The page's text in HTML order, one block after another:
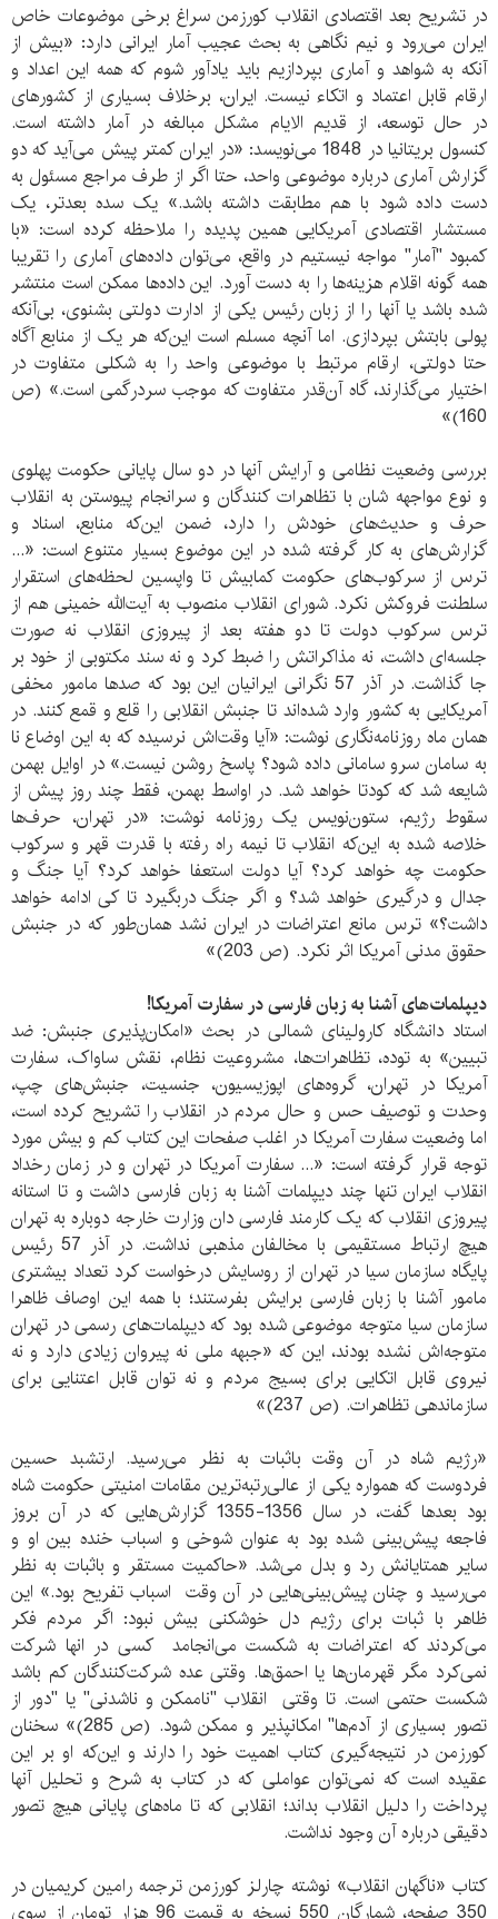
در تشریح بعد اقتصادی انقلاب کورزمن سراغ برخی موضوعات خاص
ایران می‌رود و نیم نگاهی به بحث عجیب آمار ایرانی دارد: «بیش از
آنکه به شواهد و آماری بپردازیم باید یادآور شوم که همه این اعداد و
ارقام قابل اعتماد و اتکاء نیست. ایران، برخلاف بسیاری از کشورهای
در حال توسعه، از قدیم الایام مشکل مبالغه در آمار داشته است.
کنسول بریتانیا در 1848 می‌نویسد: «در ایران کمتر پیش می‌آید که دو
گزارش آماری درباره موضوعی واحد، حتا اگر از طرف مراجع مسئول به
دست داده شود با هم مطابقت داشته باشد.» یک سده بعدتر، یک
مستشار اقتصادی آمریکایی همین پدیده را ملاحظه کرده است: «با
کمبود "آمار" مواجه نیستیم در واقع، می‌توان داده‌های آماری را تقریبا
همه گونه اقلام هزینه‌ها را به دست آورد. این داده‌ها ممکن است منتشر
شده باشد یا آنها را از زبان رئیس یکی از ادارت دولتی بشنوی، بی‌آنکه
پولی بابتش بپردازی. اما آنچه مسلم است این‌که هر یک از منابع آگاه
حتا دولتی، ارقام مرتبط با موضوعی واحد را به شکلی متفاوت در
اختیار می‌گذارند، گاه آن‌قدر متفاوت که موجب سردرگمی است.» (ص
160)»
بررسی وضعیت نظامی و آرایش آنها در دو سال پایانی حکومت پهلوی
و نوع مواجهه شان با تظاهرات کنندگان و سرانجام پیوستن به انقلاب
حرف و حدیث‌های خودش را دارد، ضمن این‌که منابع، اسناد و
گزارش‌های به کار گرفته شده در این موضوع بسیار متنوع است: «...
ترس از سرکوب‌های حکومت کمابیش تا واپسین لحظه‌های استقرار
سلطنت فروکش نکرد. شورای انقلاب منصوب به آیت‌الله خمینی هم از
ترس سرکوب دولت تا دو هفته بعد از پیروزی انقلاب نه صورت
جلسه‌ای داشت، نه مذاکراتش را ضبط کرد و نه سند مکتوبی از خود بر
جا گذاشت. در آذر 57 نگرانی ایرانیان این بود که صدها مامور مخفی
آمریکایی به کشور وارد شده‌اند تا جنبش انقلابی را قلع و قمع کنند. در
همان ماه روزنامه‌نگاری نوشت: «آیا وقت‌اش نرسیده که به این اوضاع نا
به سامان سرو سامانی داده شود؟ پاسخ روشن نیست.» در اوایل بهمن
شایعه شد که کودتا خواهد شد. در اواسط بهمن، فقط چند روز پیش از
سقوط رژیم، ستون‌نویس یک روزنامه نوشت: «در تهران، حرف‌ها
خلاصه شده به این‌که انقلاب تا نیمه راه رفته با قدرت قهر و سرکوب
حکومت چه خواهد کرد؟ آیا دولت استعفا خواهد کرد؟ آیا جنگ و
جدال و درگیری خواهد شد؟ و اگر جنگ دربگیرد تا کی ادامه خواهد
داشت؟» ترس مانع اعتراضات در ایران نشد همان‌طور که در جنبش
حقوق مدنی آمریکا اثر نکرد. (ص 203)»
دیپلمات‌های آشنا به زبان فارسی در سفارت آمریکا!
استاد دانشگاه کارولینای شمالی در بحث «امکان‌پذیری جنبش: ضد
تبیین» به توده، تظاهرات‌ها، مشروعیت نظام، نقش ساواک، سفارت
آمریکا در تهران، گروه‌های اپوزیسیون، جنسیت، جنبش‌های چپ،
وحدت و توصیف حس و حال مردم در انقلاب را تشریح کرده است،
اما وضعیت سفارت آمریکا در اغلب صفحات این کتاب کم و بیش مورد
توجه قرار گرفته است: «... سفارت آمریکا در تهران و در زمان رخداد
انقلاب ایران تنها چند دیپلمات آشنا به زبان فارسی داشت و تا استانه
پیروزی انقلاب که یک کارمند فارسی دان وزارت خارجه دوباره به تهران
هیچ ارتباط مستقیمی با مخالفان مذهبی نداشت. در آذر 57 رئیس
پایگاه سازمان سیا در تهران از روسایش درخواست کرد تعداد بیشتری
مامور آشنا با زبان فارسی برایش بفرستند؛ با همه این اوصاف ظاهرا
سازمان سیا متوجه موضوعی شده بود که دیپلمات‌های رسمی در تهران
متوجه‌اش نشده بودند، این که «جبهه ملی نه پیروان زیادی دارد و نه
نیروی قابل اتکایی برای بسیج مردم و نه توان قابل اعتنایی برای
سازماندهی تظاهرات. (ص 237)»
«رژیم شاه در آن وقت باثبات به نظر می‌رسید. ارتشبد حسین
فردوست که همواره یکی از عالی‌رتبه‌ترین مقامات امنیتی حکومت شاه
بود بعدها گفت، در سال 1356-1355 گزارش‌هایی که در آن بروز
فاجعه پیش‌بینی شده بود به عنوان شوخی و اسباب خنده بین او و
سایر همتایانش رد و بدل می‌شد. «حاکمیت مستقر و باثبات به نظر
می‌رسید و چنان پیش‌بینی‌هایی در آن وقت اسباب تفریح بود.» این
ظاهر با ثبات برای رژیم دل خوشکنی بیش نبود: اگر مردم فکر
می‌کردند که اعتراضات به شکست می‌انجامد کسی در انها شرکت
نمی‌کرد مگر قهرمان‌ها یا احمق‌ها. وقتی عده شرکت‌کنندگان کم باشد
شکست حتمی است. تا وقتی انقلاب "ناممکن و ناشدنی" یا "دور از
تصور بسیاری از آدم‌ها" امکانپذیر و ممکن شود. (ص 285)» سخنان
کورزمن در نتیجه‌گیری کتاب اهمیت خود را دارند و این‌که او بر این
عقیده است که نمی‌توان عواملی که در کتاب به شرح و تحلیل آنها
پرداخت را دلیل انقلاب بداند؛ انقلابی که تا ماه‌های پایانی هیچ تصور
دقیقی درباره آن وجود نداشت.
کتاب «ناگهان انقلاب» نوشته چارلز کورزمن ترجمه رامین کریمیان در